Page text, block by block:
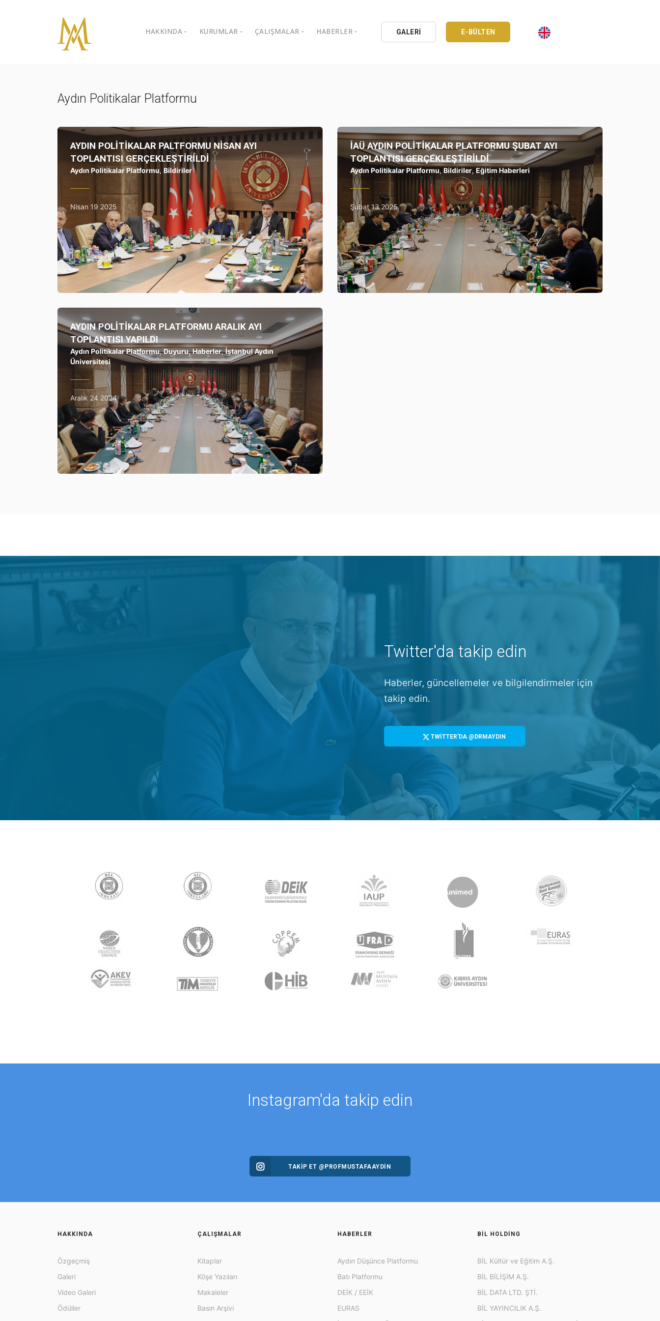
HAKKINDA
Galeri
Ödüller
Sivil Toplum Kuruluşları
İletişim
KURUMLAR ÇALIŞMALAR
Kataloglar
Bildiriler
HABERLER
İstanbul Aydın Üniversitesi
BİL Okulları
K.Çekmece Kent Konseyi
Kıbrıs Aydın Üniversitesi
UFRAD
GALERİ E-BÜLTEN
Aydın Politikalar Platformu
AYDIN POLİTİKALAR PALTFORMU NİSAN AYI
TOPLANTISI GERÇEKLEŞTİRİLDİ
Aydın Politikalar Platformu, Bildiriler
Nisan 19 2025
İAÜ AYDIN POLİTİKALAR PLATFORMU ŞUBAT AYI
TOPLANTISI GERÇEKLEŞTİRİLDİ
Aydın Politikalar Platformu, Bildiriler, Eğitim Haberleri
Şubat 13 2025
AYDIN POLİTİKALAR PLATFORMU ARALIK AYI
TOPLANTISI YAPILDI
Aydın Politikalar Platformu,Duyuru,Haberler,İstanbul Aydın
Üniversitesi
Aralık 24 2024
Twitter'da takip edin
Haberler, güncellemeler ve bilgilendirmeler için
takip edin.
TWİTTER'DA @DRMAYDIN
Instagram'da takip edin
TAKİP ET @PROFMUSTAFAAYDIN
HAKKINDA
Özgeçmiş
Galeri
Video Galeri
Ödüller
ÇALIŞMALAR
Kitaplar
Köşe Yazıları
Makaleler
Basın Arşivi
HABERLER
Aydın Düşünce Platformu
Batı Platformu
DEİK / EEİK
EURAS
BİL HOLDİNG
BİL Kültür ve Eğitim A.Ş.
BİL BİLİŞİM A.Ş.
BİL DATA LTD. ŞTİ.
BİL YAYINCILIK A.Ş.